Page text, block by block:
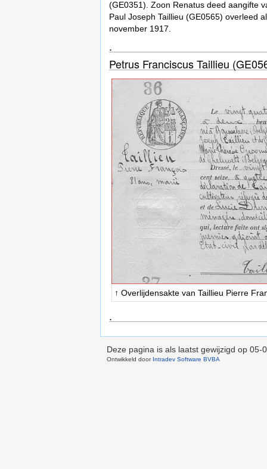
(GE0351). Zoon Renatus deed aangifte
Paul Joseph Taillieu (GE0565) overleed
november 1917.
.
Petrus Franciscus Taillieu
↑ Overlijdensakte van Taillieu Pierre
.
Deze pagina is als laatst gewijzigd op 05-
Ontwikkeld door Intradev Software BVBA